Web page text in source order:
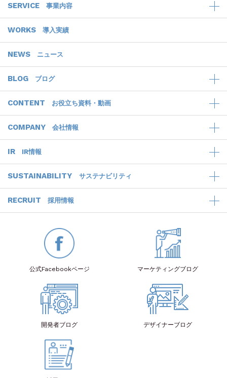
SERVICE 事業内容
WORKS 導入実績
NEWS ニュース
BLOG ブログ
CONTENT お役立ち資料・動画
COMPANY 会社情報
IR IR情報
SUSTAINABILITY サステナビリティ
RECRUIT 採用情報
公式Facebookページ マーケティングブログ
開発者ブログ デザイナーブログ